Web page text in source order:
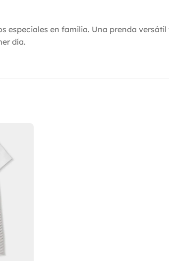
especiales en familia. Una prenda versátil
día.